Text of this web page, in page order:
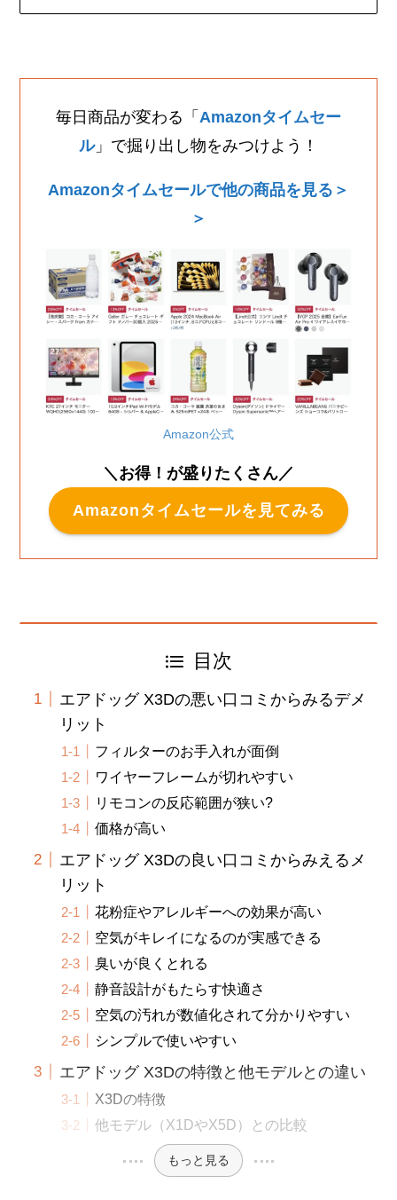
毎日商品が変わる「 Amazonタイムセー
ル」で掘り出し物をみつけよう！
Amazonタイムセールで他の商品を見る＞
＞
Amazon公式
＼お得！が盛りたくさん／
Amazonタイムセールを見てみる
目次
エアドッグ X3Dの悪い口コミからみるデメ
リット
フィルターのお手入れが面倒
ワイヤーフレームが切れやすい
リモコンの反応範囲が狭い?
価格が高い
エアドッグ X3Dの良い口コミからみえるメ
リット
花粉症やアレルギーへの効果が高い
空気がキレイになるのが実感できる
臭いが良くとれる
静音設計がもたらす快適さ
空気の汚れが数値化されて分かりやすい
シンプルで使いやすい
エアドッグ X3Dの特徴と他モデルとの違い
X3Dの特徴
他モデル（X1DやX5D）との比較
もっと見る